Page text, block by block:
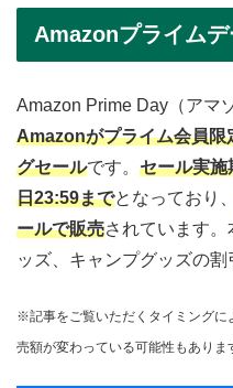
Amazonプライムデ
Amazon Prime Day（アマ
Amazonがプライム会員限
グセールです。 セール実施
日23:59までとなっており、
ールで販売されています
ッズ、キャンプグッズの割
※記事をご覧いただくタイミングに
売額が変わっている可能性もありま